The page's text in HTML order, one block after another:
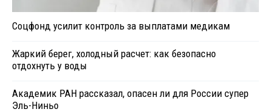
Соцфонд усилит контроль за выплатами медикам
Жаркий берег, холодный расчет: как безопасно
отдохнуть у воды
Академик РАН рассказал, опасен ли для России супер
Эль-Ниньо